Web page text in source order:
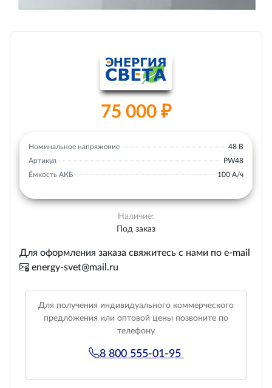
75 000 ₽
Номинальное напряжение
48 В
Артикул
PW48
Ёмкость АКБ
100 А/ч
Наличие:
Под заказ
Для оформления заказа свяжитесь с нами по e-mail
energy-svet@mail.ru
Для получения индивидуального коммерческого
предложения или оптовой цены позвоните по
телефону
8 800 555-01-95